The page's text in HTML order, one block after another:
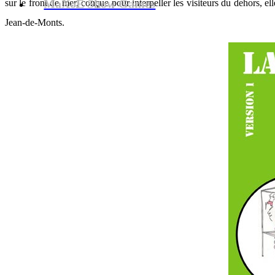
MaXoE Show Games
sur le front de mer, conçue pour interpeller les visiteurs du dehors,
Jean-de-Monts.